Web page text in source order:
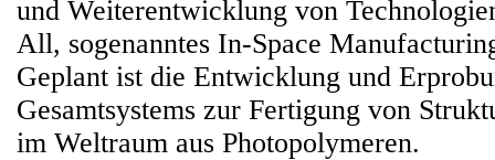
und Weiterentwicklung von
All, sogenanntes In-Space
Geplant ist die Entwicklung und
Gesamtsystems zur Fertigung von
im Weltraum aus Photopolymeren.